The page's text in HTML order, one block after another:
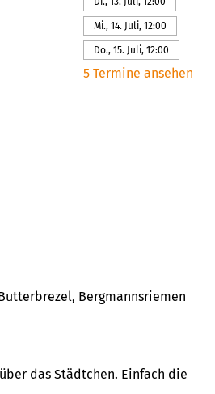
Mi., 14. Juli, 12:00
Do., 15. Juli, 12:00
5 Termine ansehen
Bergmannsriemen
das Städtchen. Einfach die